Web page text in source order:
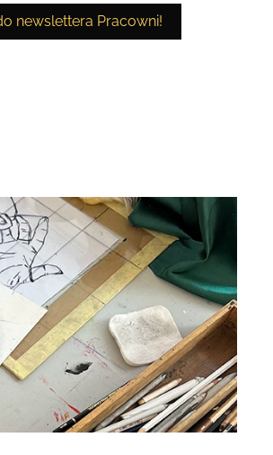
newslettera Pracowni!